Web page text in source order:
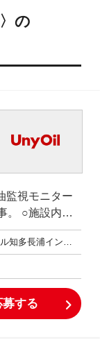
の
監視モニター
の
ンド
方法
お金を補充し
愛知県知多市日長入杵28 ユニーオイル知多長浦インターSS
募する